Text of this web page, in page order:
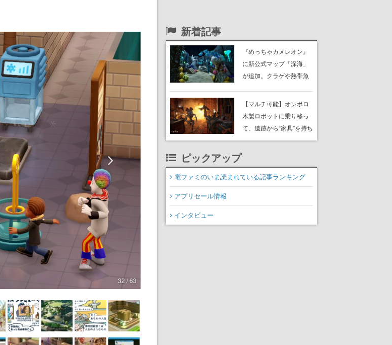
32 / 63
新着記事
『めっちゃカメレオン』
に新公式マップ「深海」
が追加。クラゲや熱帯魚
や大きな貝も
【マルチ可能】オンボロ
木製ロボットに乗り移っ
て、遺跡から“家具”を持ち
帰るホラーアクションゲ
売。迫る“腐敗”から逃げ延
び、持ち帰った家具で基
ピックアップ
電ファミのいま読まれている記事ランキング
アプリセール情報
インタビュー